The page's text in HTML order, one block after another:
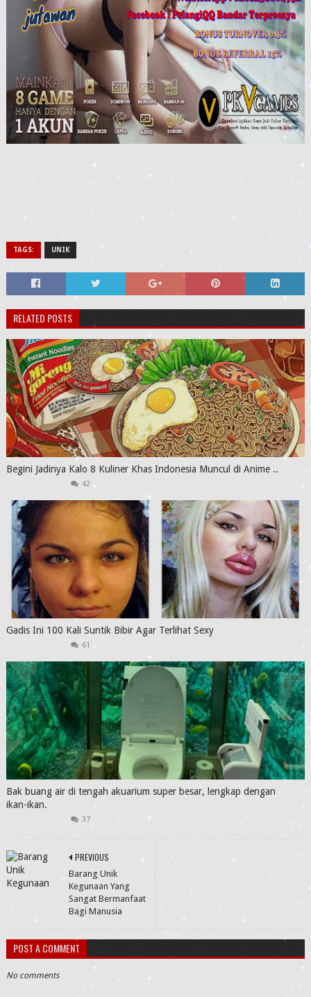
TAGS: UNIK
RELATED POSTS
Begini Jadinya Kalo 8 Kuliner Khas Indonesia Muncul di Anime ..
42
Gadis Ini 100 Kali Suntik Bibir Agar Terlihat Sexy
61
Bak buang air di tengah akuarium super besar, lengkap dengan
ikan-ikan.
37
PREVIOUS
Barang Unik
Kegunaan Yang
Sangat Bermanfaat
Bagi Manusia
POST A COMMENT
No comments